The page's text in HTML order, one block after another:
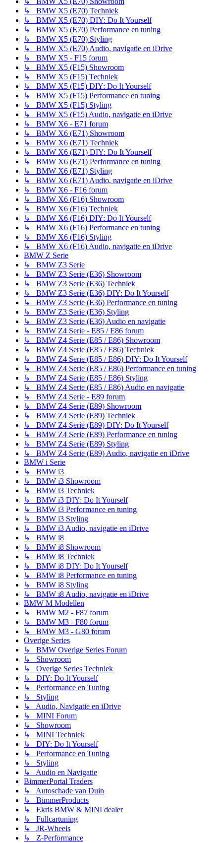
↳ BMW X5 (E70) Techniek
↳ BMW X5 (E70) DIY: Do It Yourself
↳ BMW X5 (E70) Performance en tuning
↳ BMW X5 (E70) Styling
↳ BMW X5 (E70) Audio, navigatie en iDrive
↳ BMW X5 - F15 forum
↳ BMW X5 (F15) Showroom
↳ BMW X5 (F15) Techniek
↳ BMW X5 (F15) DIY: Do It Yourself
↳ BMW X5 (F15) Performance en tuning
↳ BMW X5 (F15) Styling
↳ BMW X5 (F15) Audio, navigatie en iDrive
↳ BMW X6 - E71 forum
↳ BMW X6 (E71) Showroom
↳ BMW X6 (E71) Techniek
↳ BMW X6 (E71) DIY: Do It Yourself
↳ BMW X6 (E71) Performance en tuning
↳ BMW X6 (E71) Styling
↳ BMW X6 (E71) Audio, navigatie en iDrive
↳ BMW X6 - F16 forum
↳ BMW X6 (F16) Showroom
↳ BMW X6 (F16) Techniek
↳ BMW X6 (F16) DIY: Do It Yourself
↳ BMW X6 (F16) Performance en tuning
↳ BMW X6 (F16) Styling
↳ BMW X6 (F16) Audio, navigatie en iDrive
BMW Z Serie
↳ BMW Z3 Serie
↳ BMW Z3 Serie (E36) Showroom
↳ BMW Z3 Serie (E36) Techniek
↳ BMW Z3 Serie (E36) DIY: Do It Yourself
↳ BMW Z3 Serie (E36) Performance en tuning
↳ BMW Z3 Serie (E36) Styling
↳ BMW Z3 Serie (E36) Audio en navigatie
↳ BMW Z4 Serie - E85 / E86 forum
↳ BMW Z4 Serie (E85 / E86) Showroom
↳ BMW Z4 Serie (E85 / E86) Techniek
↳ BMW Z4 Serie (E85 / E86) DIY: Do It Yourself
↳ BMW Z4 Serie (E85 / E86) Performance en tuning
↳ BMW Z4 Serie (E85 / E86) Styling
↳ BMW Z4 Serie (E85 / E86) Audio en navigatie
↳ BMW Z4 Serie - E89 forum
↳ BMW Z4 Serie (E89) Showroom
↳ BMW Z4 Serie (E89) Techniek
↳ BMW Z4 Serie (E89) DIY: Do It Yourself
↳ BMW Z4 Serie (E89) Performance en tuning
↳ BMW Z4 Serie (E89) Styling
↳ BMW Z4 Serie (E89) Audio, navigatie en iDrive
BMW i Serie
↳ BMW i3
↳ BMW i3 Showroom
↳ BMW i3 Techniek
↳ BMW i3 DIY: Do It Yourself
↳ BMW i3 Performance en tuning
↳ BMW i3 Styling
↳ BMW i3 Audio, navigatie en iDrive
↳ BMW i8
↳ BMW i8 Showroom
↳ BMW i8 Techniek
↳ BMW i8 DIY: Do It Yourself
↳ BMW i8 Performance en tuning
↳ BMW i8 Styling
↳ BMW i8 Audio, navigatie en iDrive
BMW M Modellen
↳ BMW M2 - F87 forum
↳ BMW M3 - F80 forum
↳ BMW M3 - G80 forum
Overige Series
↳ BMW Overige Series Forum
↳ Showroom
↳ Overige Series Techniek
↳ DIY: Do It Yourself
↳ Performance en Tuning
↳ Styling
↳ Audio, Navigatie en iDrive
↳ MINI Forum
↳ Showroom
↳ MINI Techniek
↳ DIY: Do It Yourself
↳ Performance en Tuning
↳ Styling
↳ Audio en Navigatie
BimmerPortal Traders
↳ Autoschade van Duin
↳ BimmerProducts
↳ Ekris BMW & MINI dealer
↳ Fullcartuning
↳ JR-Wheels
↳ Z-Performance